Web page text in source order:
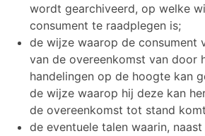
wordt gearchiveerd, op welke
consument te raadplegen is;
de wijze waarop de consument
van de overeenkomst van door
handelingen op de hoogte kan
de wijze waarop hij deze kan
de overeenkomst tot stand
de eventuele talen waarin,